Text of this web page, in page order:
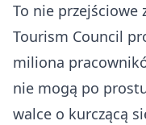
To nie przejściowe
Tourism Council
miliona
nie mogą po
walce o kurczącą